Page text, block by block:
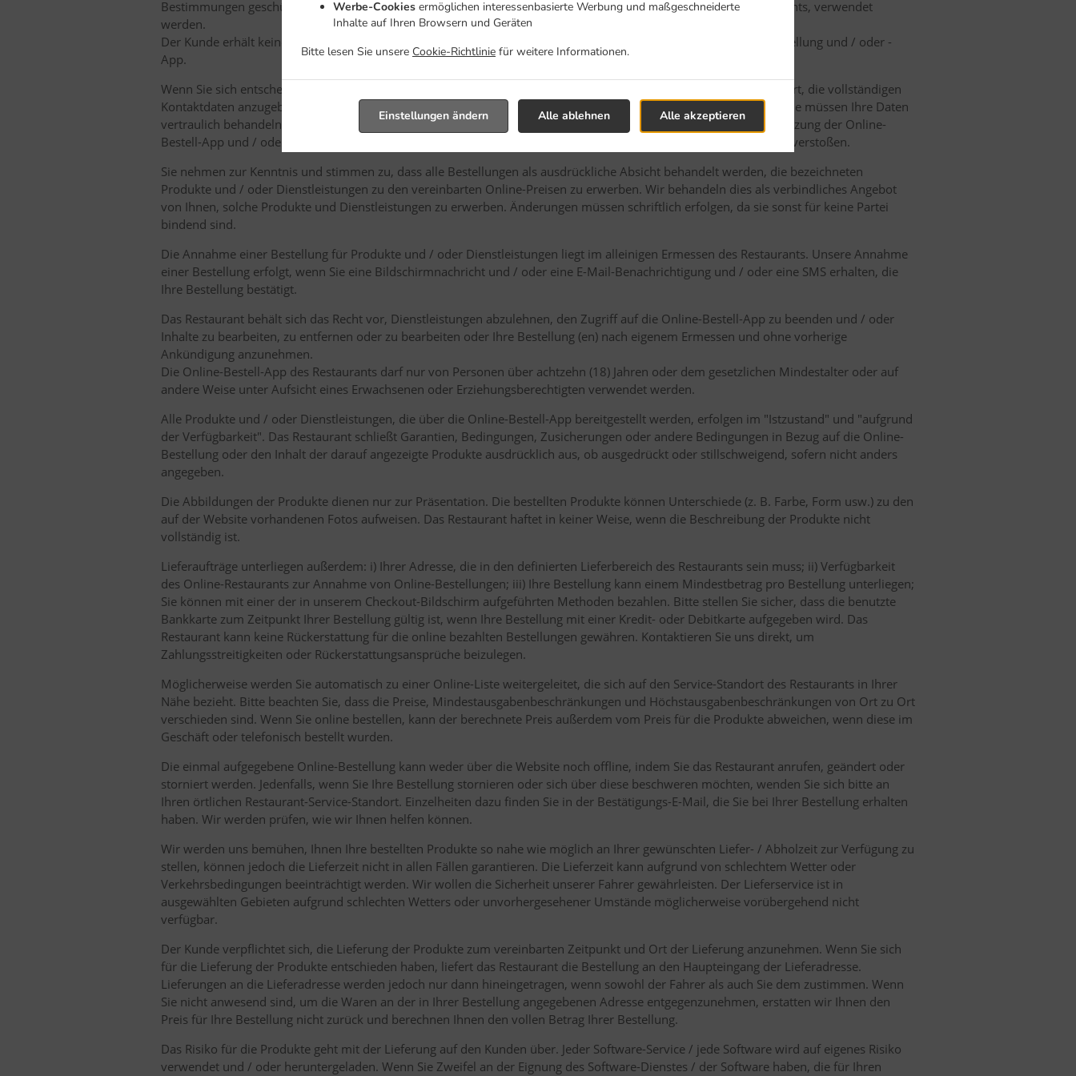
Werbe-Cookies ermöglichen interessenbasierte Werbung und maßgeschneiderte
Inhalte auf Ihren Browsern und Geräten
Bitte lesen Sie unsere Cookie-Richtlinie für weitere Informationen.
Alle akzeptieren
Alle ablehnen
Einstellungen ändern
Bestimmungen geschützt und kann in keiner Weise ohne die ausdrückliche schriftliche Genehmigung des Restaurants, verwendet
werden.
Der Kunde erhält keine Lizenz oder Rechte in Bezug auf die Informationen im Zusammenhang mit der Online-Bestellung und / oder -
App.
Wenn Sie sich entscheiden, online über die Online-Bestell-App zu bestellen, werden Sie möglicherweise aufgefordert, die vollständigen
Kontaktdaten anzugeben und / oder ein Konto zu erstellen, und Sie müssen möglicherweise Cookies akzeptieren. Sie müssen Ihre Daten
vertraulich behandeln und dürfen sie nicht an Dritte weitergeben. Das Restaurant behält sich das Recht vor, die Nutzung der Online-
Bestell-App und / oder des Bestellvorganges auszusetzen, wenn Sie gegen die Allgemeinen Geschäftsbedingungen verstoßen.
Sie nehmen zur Kenntnis und stimmen zu, dass alle Bestellungen als ausdrückliche Absicht behandelt werden, die bezeichneten
Produkte und / oder Dienstleistungen zu den vereinbarten Online-Preisen zu erwerben. Wir behandeln dies als verbindliches Angebot
von Ihnen, solche Produkte und Dienstleistungen zu erwerben. Änderungen müssen schriftlich erfolgen, da sie sonst für keine Partei
bindend sind.
Die Annahme einer Bestellung für Produkte und / oder Dienstleistungen liegt im alleinigen Ermessen des Restaurants. Unsere Annahme
einer Bestellung erfolgt, wenn Sie eine Bildschirmnachricht und / oder eine E-Mail-Benachrichtigung und / oder eine SMS erhalten, die
Ihre Bestellung bestätigt.
Das Restaurant behält sich das Recht vor, Dienstleistungen abzulehnen, den Zugriff auf die Online-Bestell-App zu beenden und / oder
Inhalte zu bearbeiten, zu entfernen oder zu bearbeiten oder Ihre Bestellung (en) nach eigenem Ermessen und ohne vorherige
Ankündigung anzunehmen.
Die Online-Bestell-App des Restaurants darf nur von Personen über achtzehn (18) Jahren oder dem gesetzlichen Mindestalter oder auf
andere Weise unter Aufsicht eines Erwachsenen oder Erziehungsberechtigten verwendet werden.
Alle Produkte und / oder Dienstleistungen, die über die Online-Bestell-App bereitgestellt werden, erfolgen im "Istzustand" und "aufgrund
der Verfügbarkeit". Das Restaurant schließt Garantien, Bedingungen, Zusicherungen oder andere Bedingungen in Bezug auf die Online-
Bestellung oder den Inhalt der darauf angezeigte Produkte ausdrücklich aus, ob ausgedrückt oder stillschweigend, sofern nicht anders
angegeben.
Die Abbildungen der Produkte dienen nur zur Präsentation. Die bestellten Produkte können Unterschiede (z. B. Farbe, Form usw.) zu den
auf der Website vorhandenen Fotos aufweisen. Das Restaurant haftet in keiner Weise, wenn die Beschreibung der Produkte nicht
vollständig ist.
Lieferaufträge unterliegen außerdem: i) Ihrer Adresse, die in den definierten Lieferbereich des Restaurants sein muss; ii) Verfügbarkeit
des Online-Restaurants zur Annahme von Online-Bestellungen; iii) Ihre Bestellung kann einem Mindestbetrag pro Bestellung unterliegen;
Sie können mit einer der in unserem Checkout-Bildschirm aufgeführten Methoden bezahlen. Bitte stellen Sie sicher, dass die benutzte
Bankkarte zum Zeitpunkt Ihrer Bestellung gültig ist, wenn Ihre Bestellung mit einer Kredit- oder Debitkarte aufgegeben wird. Das
Restaurant kann keine Rückerstattung für die online bezahlten Bestellungen gewähren. Kontaktieren Sie uns direkt, um
Zahlungsstreitigkeiten oder Rückerstattungsansprüche beizulegen.
Möglicherweise werden Sie automatisch zu einer Online-Liste weitergeleitet, die sich auf den Service-Standort des Restaurants in Ihrer
Nähe bezieht. Bitte beachten Sie, dass die Preise, Mindestausgabenbeschränkungen und Höchstausgabenbeschränkungen von Ort zu Ort
verschieden sind. Wenn Sie online bestellen, kann der berechnete Preis außerdem vom Preis für die Produkte abweichen, wenn diese im
Geschäft oder telefonisch bestellt wurden.
Die einmal aufgegebene Online-Bestellung kann weder über die Website noch offline, indem Sie das Restaurant anrufen, geändert oder
storniert werden. Jedenfalls, wenn Sie Ihre Bestellung stornieren oder sich über diese beschweren möchten, wenden Sie sich bitte an
Ihren örtlichen Restaurant-Service-Standort. Einzelheiten dazu finden Sie in der Bestätigungs-E-Mail, die Sie bei Ihrer Bestellung erhalten
haben. Wir werden prüfen, wie wir Ihnen helfen können.
Wir werden uns bemühen, Ihnen Ihre bestellten Produkte so nahe wie möglich an Ihrer gewünschten Liefer- / Abholzeit zur Verfügung zu
stellen, können jedoch die Lieferzeit nicht in allen Fällen garantieren. Die Lieferzeit kann aufgrund von schlechtem Wetter oder
Verkehrsbedingungen beeinträchtigt werden. Wir wollen die Sicherheit unserer Fahrer gewährleisten. Der Lieferservice ist in
ausgewählten Gebieten aufgrund schlechten Wetters oder unvorhergesehener Umstände möglicherweise vorübergehend nicht
verfügbar.
Der Kunde verpflichtet sich, die Lieferung der Produkte zum vereinbarten Zeitpunkt und Ort der Lieferung anzunehmen. Wenn Sie sich
für die Lieferung der Produkte entschieden haben, liefert das Restaurant die Bestellung an den Haupteingang der Lieferadresse.
Lieferungen an die Lieferadresse werden jedoch nur dann hineingetragen, wenn sowohl der Fahrer als auch Sie dem zustimmen. Wenn
Sie nicht anwesend sind, um die Waren an der in Ihrer Bestellung angegebenen Adresse entgegenzunehmen, erstatten wir Ihnen den
Preis für Ihre Bestellung nicht zurück und berechnen Ihnen den vollen Betrag Ihrer Bestellung.
Das Risiko für die Produkte geht mit der Lieferung auf den Kunden über. Jeder Software-Service / jede Software wird auf eigenes Risiko
verwendet und / oder heruntergeladen. Wenn Sie Zweifel an der Eignung des Software-Dienstes / der Software haben, die für Ihren